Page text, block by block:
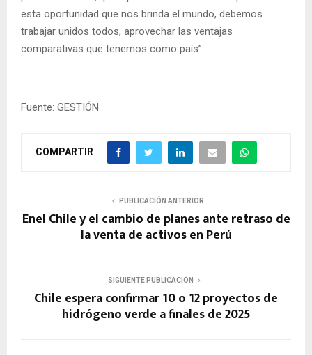
esta oportunidad que nos brinda el mundo, debemos
trabajar unidos todos; aprovechar las ventajas
comparativas que tenemos como país”.
Fuente: GESTIÓN
COMPARTIR
PUBLICACIÓN ANTERIOR
Enel Chile y el cambio de planes ante retraso de
la venta de activos en Perú
SIGUIENTE PUBLICACIÓN
Chile espera confirmar 10 o 12 proyectos de
hidrógeno verde a finales de 2025